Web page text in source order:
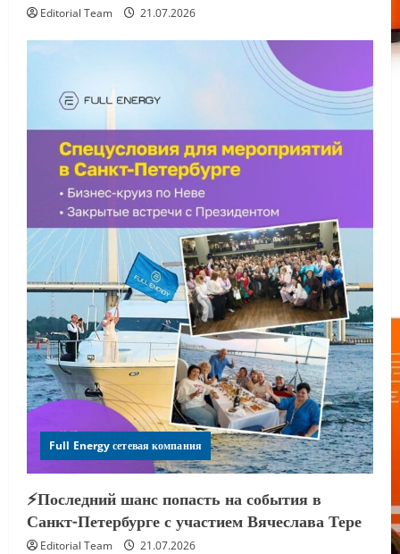
Editorial Team 21.07.2026
Full Energy сетевая компания
⚡️Последний шанс попасть на события в
Санкт-Петербурге с участием Вячеслава Тере
Editorial Team 21.07.2026